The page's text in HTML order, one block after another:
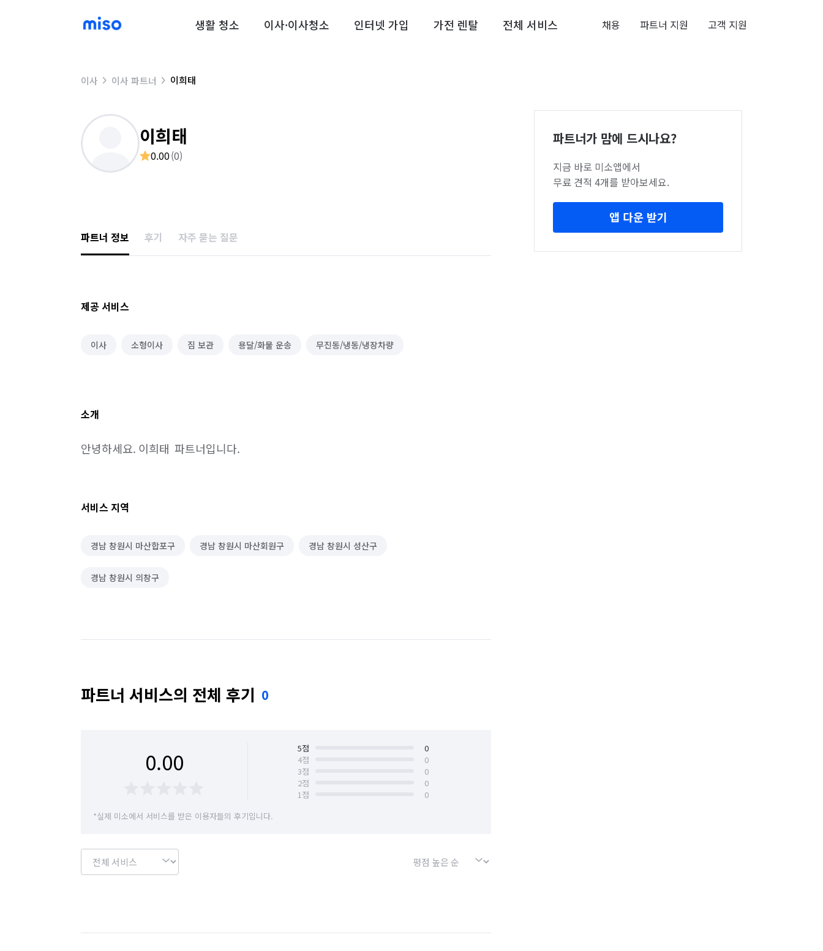
생활 청소 이사·이사청소 인터넷 가입 가전 렌탈 전체 서비스 채용 파트너 지원 고객 지원
이사 이사 파트너 이희태
이희태
0.00(0)
파트너 정보 후기 자주 묻는 질문
제공 서비스
이사 소형이사 짐 보관 용달/화물 운송 무진동/냉동/냉장차량
소개
안녕하세요. 이희태  파트너입니다.
서비스 지역
경남 창원시 마산합포구 경남 창원시 마산회원구 경남 창원시 성산구
경남 창원시 의창구
파트너 서비스의 전체 후기 0
0.00 5점
0
4점
0
3점
0
2점
0
1점
0
*실제 미소에서 서비스를 받은 이용자들의 후기입니다.
파트너가 맘에 드시나요?
지금 바로 미소앱에서
무료 견적 4개를 받아보세요.
앱 다운 받기